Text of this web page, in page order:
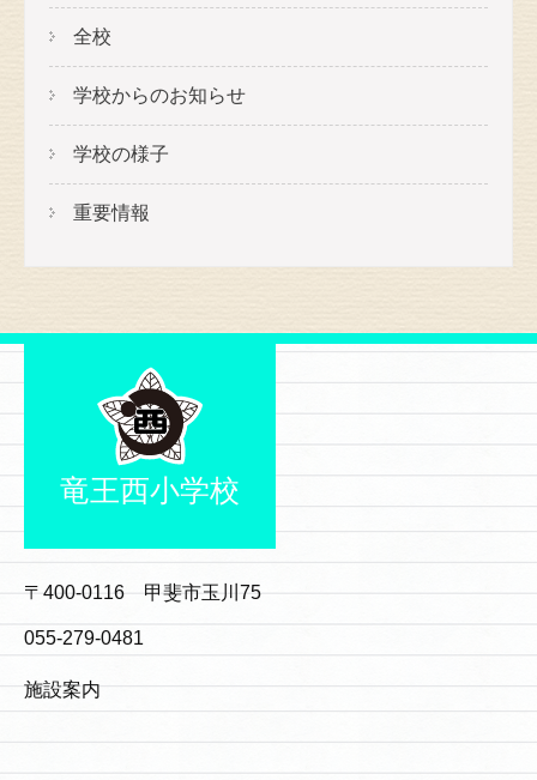
全校
学校からのお知らせ
学校の様子
重要情報
竜王西小学校
〒400-0116 甲斐市玉川75
055-279-0481
施設案内